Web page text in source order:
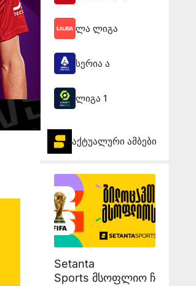
ლა ლიგა
სერია ა
ლიგა 1
აქტუალური ამბები
Setanta
Sports მსოფლიო